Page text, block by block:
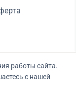
2020-
работы сайта.
с нашей